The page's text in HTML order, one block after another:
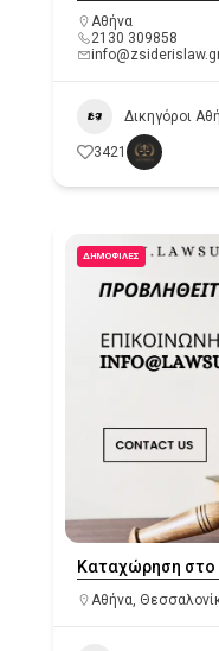
Αθήνα
2130 309858
Δικηγόροι
3421
ΔΗΜΟΦΙΛΈΣ
Καταχώρηση στο
Αθήνα,